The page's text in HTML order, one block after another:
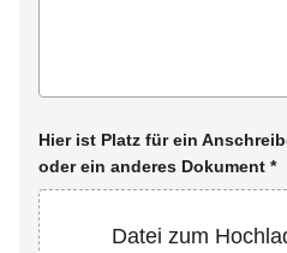
Hier ist Platz für ein
oder ein anderes Dokument *
Datei zum